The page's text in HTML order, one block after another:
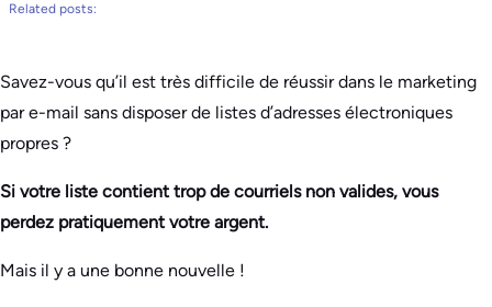
Related posts:
Savez-vous qu’il est très difficile de réussir dans le marketing
par e-mail sans disposer de listes d’adresses électroniques
propres ?
Si votre liste contient trop de courriels non valides, vous
perdez pratiquement votre argent.
Mais il y a une bonne nouvelle !